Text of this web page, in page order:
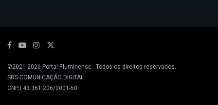
©2021-2026 Portal Fluminense- Todos os direitos reservados.
SRS COMUNICAÇÃO DIGITAL
CNPJ 43.361.206/0001-50